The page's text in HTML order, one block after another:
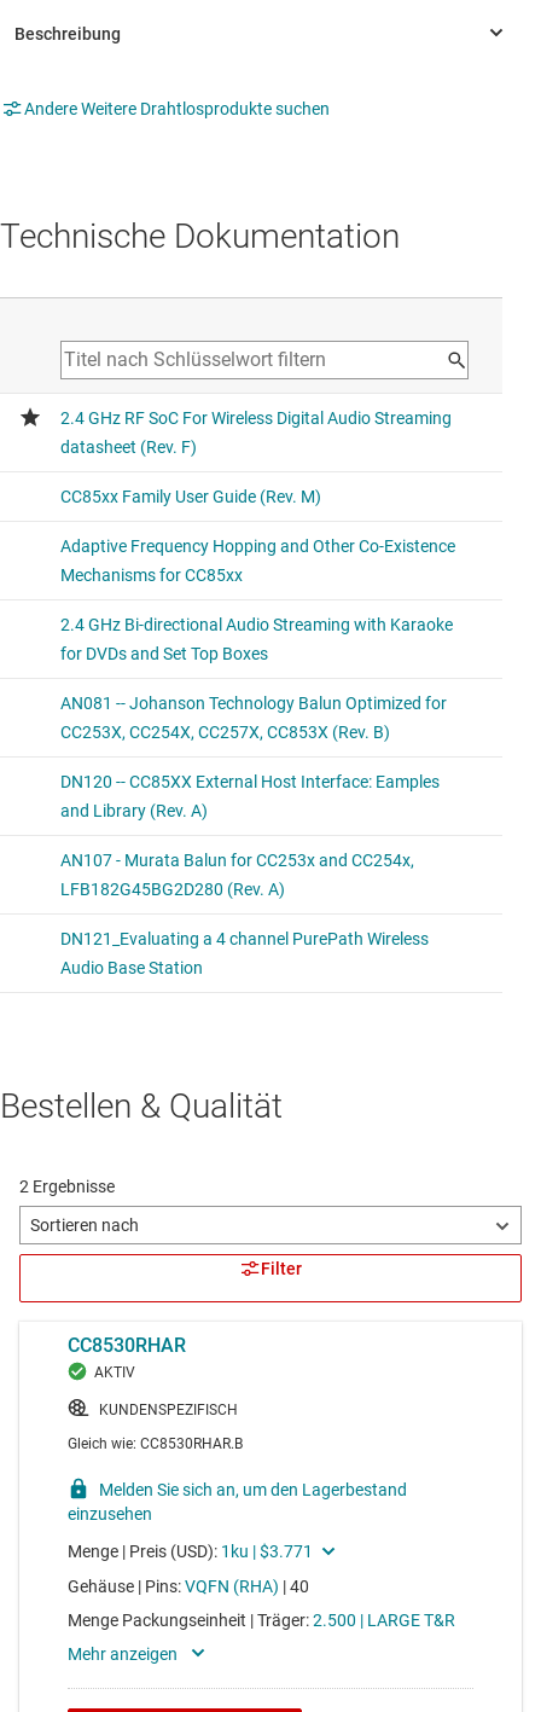
Andere Weitere Drahtlosprodukte suchen
Technische Dokumentation
Bestellen & Qualität